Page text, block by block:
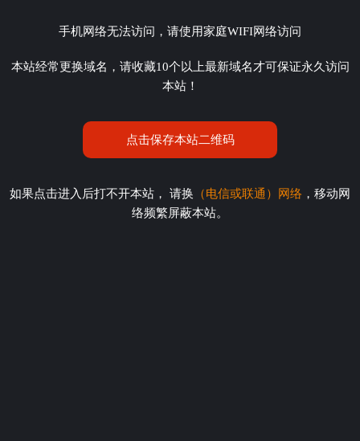
手机网络无法访问，请使用家庭WIFI网络访问
本站经常更换域名，请收藏10个以上最新域名才可保证永久访问
本站！
点击保存本站二维码
如果点击进入后打不开本站， 请换 （电信或联通）网络 ，移动网
络频繁屏蔽本站。